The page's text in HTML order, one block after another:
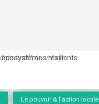
du vivant …
Le pouvoir & l'action locale